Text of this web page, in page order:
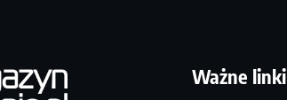
Ważne linki